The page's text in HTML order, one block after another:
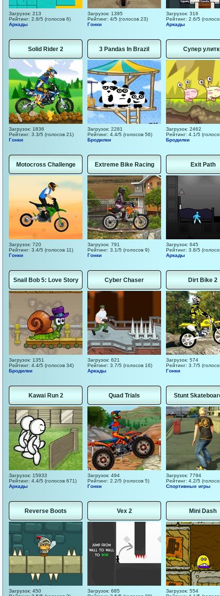
Загрузок: 213
Рейтинг: 2.8/5 (голосов 6)
Аркады
Загрузок: 1395
Рейтинг: 4/5 (голосов 23)
Гонки
Загрузок: 316
Рейтинг: 2.6/5
Аркады
Solid Rider 2
Загрузок: 1836
Рейтинг: 3.3/5 (голосов 21)
Гонки
3 Pandas In Brazil
Загрузок: 2281
Рейтинг: 4.4/5 (голосов 56)
Бродилки
Супер
Загрузок: 2462
Рейтинг: 4.1/5
Бродилки
Motocross Challenge
Загрузок: 720
Рейтинг: 3.4/5 (голосов 11)
Гонки
Extreme Bike Racing
Загрузок: 791
Рейтинг: 3.1/5 (голосов 9)
Гонки
Exit Path
Загрузок: 645
Рейтинг: 3.8/5
Аркады
Snail Bob 5: Love Story
Загрузок: 1351
Рейтинг: 4.4/5 (голосов 34)
Бродилки
Cyber Chaser
Загрузок: 621
Рейтинг: 3.7/5 (голосов 16)
Аркады
Dirt Bike 2
Загрузок: 574
Рейтинг: 3.7/5
Гонки
Kawai Run 2
Загрузок: 15933
Рейтинг: 4.4/5 (голосов 671)
Аркады
Quad Trials
Загрузок: 494
Рейтинг: 2.2/5 (голосов 5)
Гонки
Stunt
Загрузок: 7794
Рейтинг: 4.2/5
Спортивные игры
Reverse Boots
Загрузок: 450
Vex 2
Загрузок: 685
Mini Dash
Загрузок: 554